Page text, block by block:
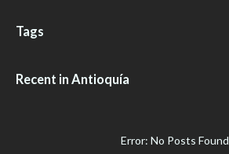
Tags
Recent in Antioquía
Error: No Posts Found